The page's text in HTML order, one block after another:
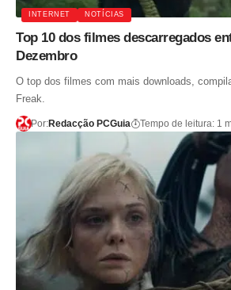
INTERNET NOTÍCIAS
Top 10 dos filmes descarregados
Dezembro
O top dos filmes com mais downloads,
Freak.
Por:Redacção PCGuia Tempo de leitura: 1